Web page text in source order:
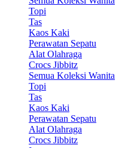
Topi
Tas
Kaos Kaki
Perawatan Sepatu
Alat Olahraga
Crocs Jibbitz
Semua Koleksi Wanita
Topi
Tas
Kaos Kaki
Perawatan Sepatu
Alat Olahraga
Crocs Jibbitz